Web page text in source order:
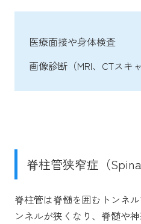
医療面接や身体検査
画像診断（MRI、CTスキャ
脊柱管狭窄症（
脊柱管は脊髄を囲むトンネ
ンネルが狭くなり、脊髄や